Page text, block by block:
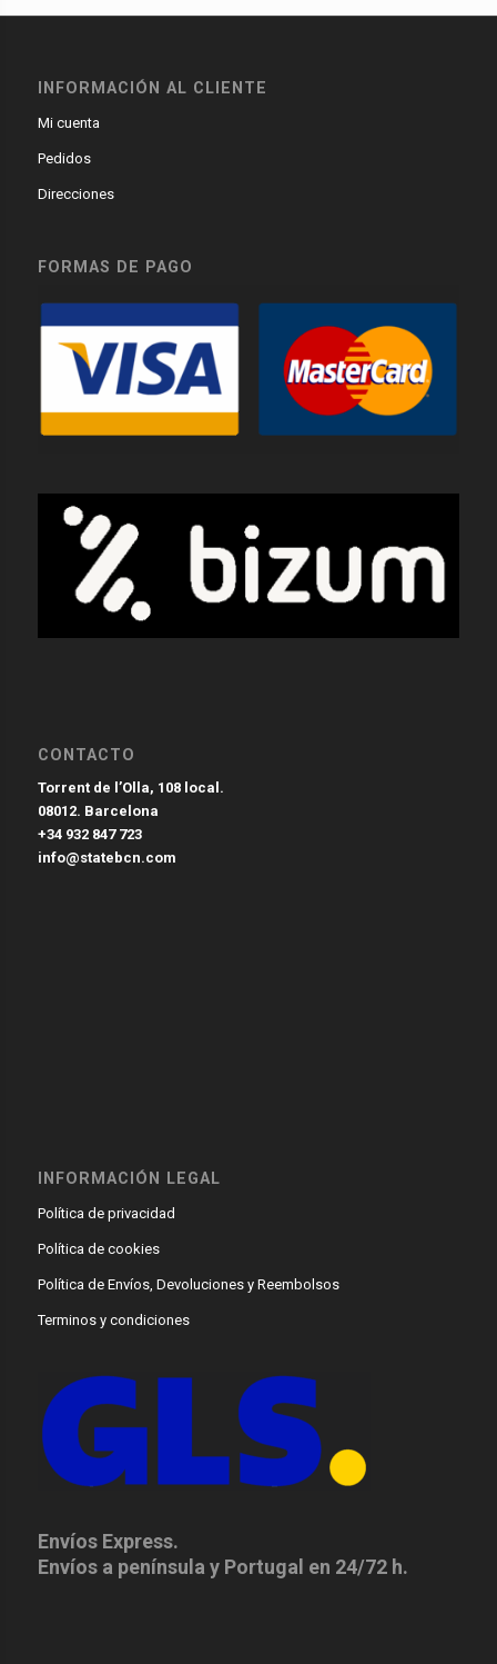
INFORMACIÓN AL CLIENTE
Mi cuenta
Pedidos
Direcciones
FORMAS DE PAGO
CONTACTO
Torrent de l’Olla, 108 local.
08012. Barcelona
+34 932 847 723
info@statebcn.com
INFORMACIÓN LEGAL
Política de privacidad
Política de cookies
Política de Envíos, Devoluciones y Reembolsos
Terminos y condiciones
Envíos Express.
Envíos a península y Portugal en 24/72 h.